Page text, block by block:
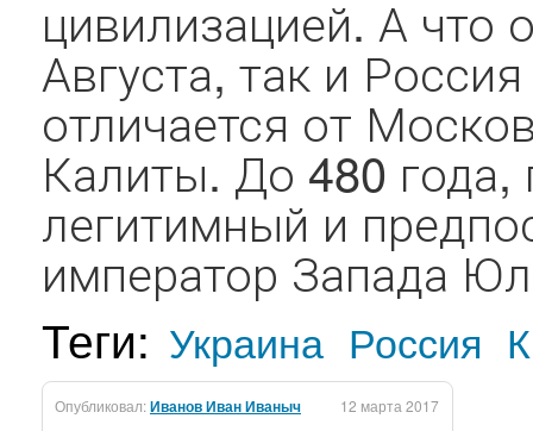
цивилизацией. А что
Августа, так и
отличается от
Калиты. До 480
легитимный и
император Запада
Теги: Украина Россия
Опубликовал:Иванов Иван Иваныч 12 марта 2017